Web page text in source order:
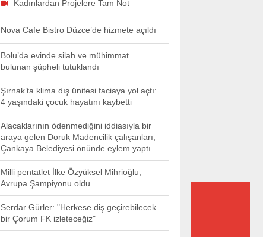
Kadınlardan Projelere Tam Not
Nova Cafe Bistro Düzce’de hizmete açıldı
Bolu’da evinde silah ve mühimmat
bulunan şüpheli tutuklandı
Şırnak’ta klima dış ünitesi faciaya yol açtı:
4 yaşındaki çocuk hayatını kaybetti
Alacaklarının ödenmediğini iddiasıyla bir
araya gelen Doruk Madencilik çalışanları,
Çankaya Belediyesi önünde eylem yaptı
Milli pentatlet İlke Özyüksel Mihrioğlu,
Avrupa Şampiyonu oldu
Serdar Gürler: "Herkese diş geçirebilecek
bir Çorum FK izleteceğiz"